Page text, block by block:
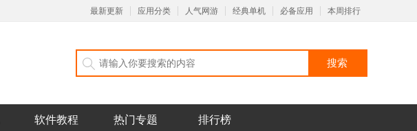
最新更新 应用分类 人气网游 经典单机 必备应用 本周排行
软件教程 热门专题 排行榜